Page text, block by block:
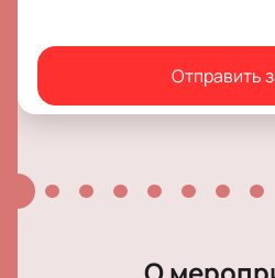
Отправить